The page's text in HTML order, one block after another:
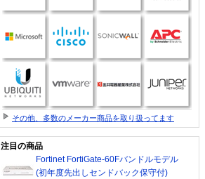
その他、多数のメーカー商品を取り扱ってます
注目の商品
Fortinet FortiGate-60Fバンドルモデル
(初年度先出しセンドバック保守付)